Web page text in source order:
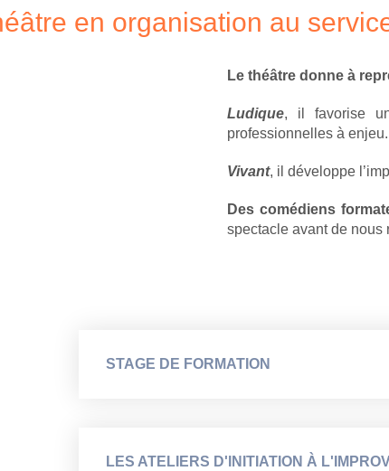
en organisation au
Le théâtre donne à
Ludique, il favorise
professionnelles à enjeu.
Vivant, il développe
Des comédiens
spectacle avant de nous
STAGE DE FORMATION
LES ATELIERS D'INITIATION À